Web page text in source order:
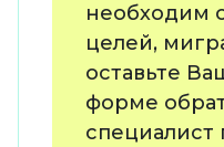
необходим
целей,
оставьте
форме